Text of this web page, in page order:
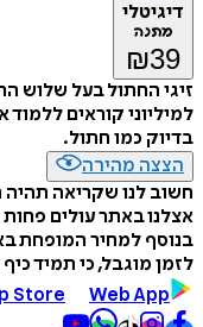
דיגיטלי
מתנה
₪39
זיגי החתול בעל שלוש
למיליוני קוראים ללמוד
בדיוק כמו חתול.
הצצה מהירה
חשוב לנו שקריאה תהיה
אצלנו באתר עולים
בנוסף למחיר המופחת
לזמן מוגבל, כי תמיד
Store Web App